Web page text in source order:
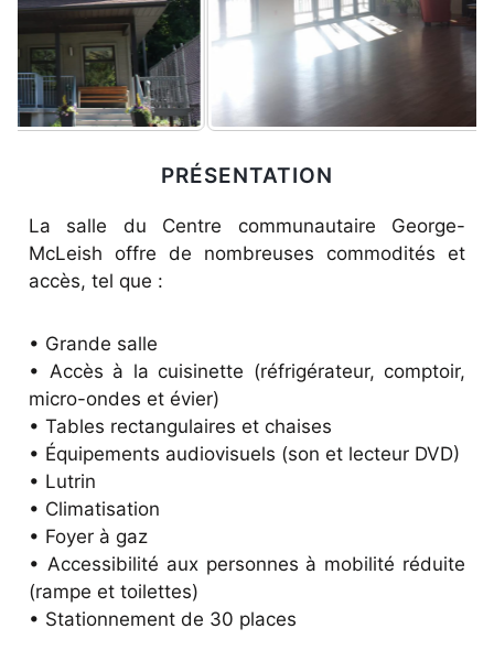
PRÉSENTATION
La salle du Centre communautaire George-
McLeish offre de nombreuses commodités et
accès, tel que :
• Grande salle
• Accès à la cuisinette (réfrigérateur, comptoir,
micro-ondes et évier)
• Tables rectangulaires et chaises
• Équipements audiovisuels (son et lecteur DVD)
• Lutrin
• Climatisation
• Foyer à gaz
• Accessibilité aux personnes à mobilité réduite
(rampe et toilettes)
• Stationnement de 30 places